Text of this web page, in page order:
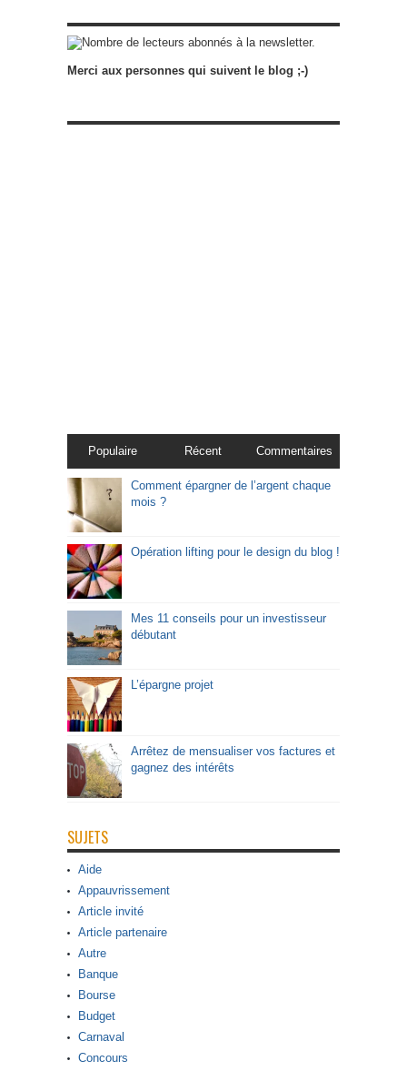
abonnés à la newsletter.
Merci aux personnes qui suivent le blog ;-)
Populaire Récent Commentaires
Comment épargner de l’argent chaque
mois ?
Opération lifting pour le design du blog !
Mes 11 conseils pour un investisseur
débutant
L’épargne projet
Arrêtez de mensualiser vos factures et
gagnez des intérêts
SUJETS
Aide
Appauvrissement
Article invité
Article partenaire
Autre
Banque
Bourse
Budget
Carnaval
Concours